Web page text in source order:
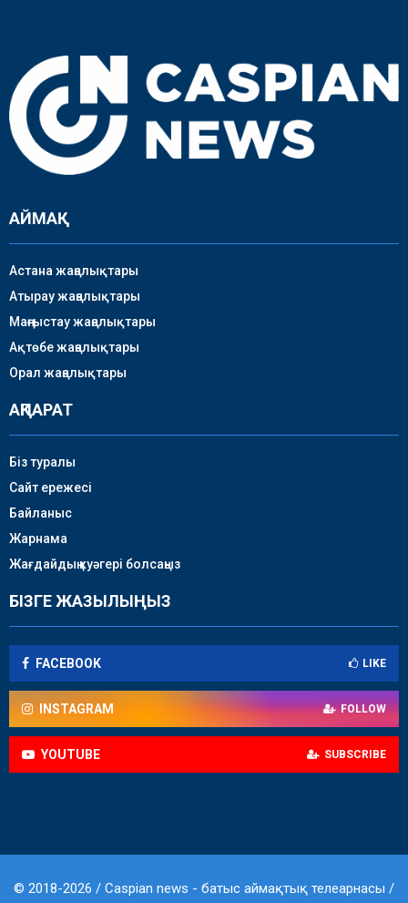
АЙМАҚ
Астана жаңалықтары
Атырау жаңалықтары
Маңғыстау жаңалықтары
Ақтөбе жаңалықтары
Орал жаңалықтары
АҚПАРАТ
Біз туралы
Сайт ережесі
Байланыс
Жарнама
Жағдайдың куәгері болсаңыз
БІЗГЕ ЖАЗЫЛЫҢЫЗ
FACEBOOK LIKE
INSTAGRAM FOLLOW
YOUTUBE SUBSCRIBE
© 2018-2026 / Caspian news - батыс аймақтық телеарнасы /